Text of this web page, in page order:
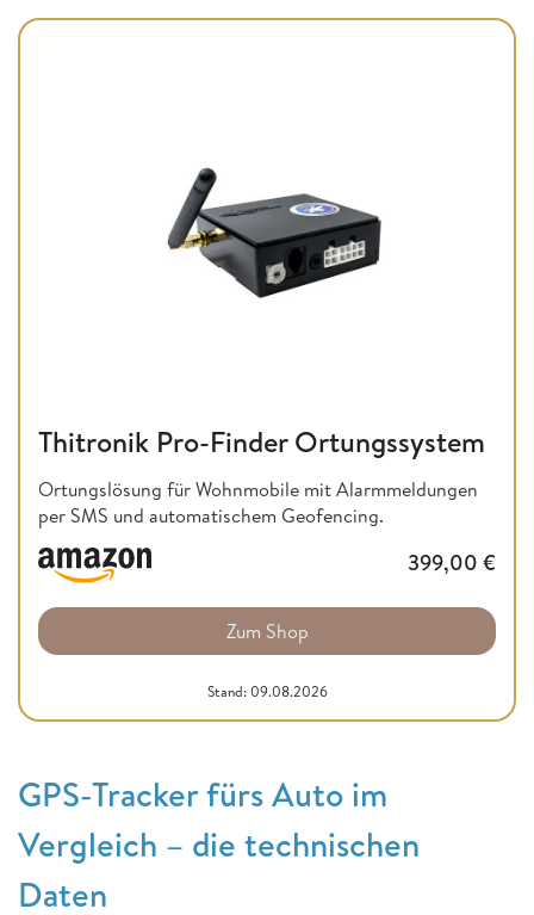
Thitronik Pro-Finder Ortungssystem
Ortungslösung für Wohnmobile mit Alarmmeldungen
per SMS und automatischem Geofencing.
399,00 €
Zum Shop
Stand: 09.08.2026
GPS-Tracker fürs Auto im
Vergleich – die technischen
Daten